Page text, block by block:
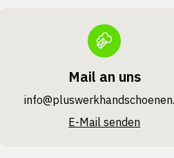
Mail an uns
E-Mail senden